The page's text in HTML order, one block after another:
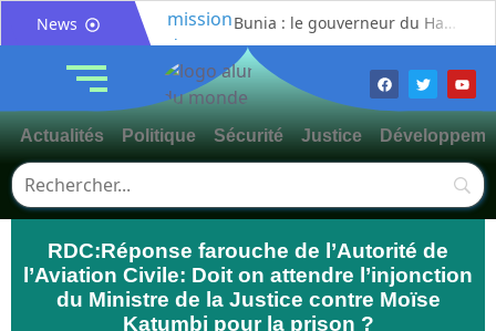
News
Bunia : le gouverneur du Haut-Uélé, Jean Bakomito Gambu, en mission de travail pour renforcer la coordination sécuritaire et sanitaire avec l’Ituri
Bunia : l’AIDAC-ASBL organise une prière d’action de grâce en l’honneur des finalistes musulmans admis à l’Examen d’État édition 2026
Ituri : un centre de traitement Ebola de plus de 100 lits ouvre ses portes pour renforcer la riposte
Djugu : l’ASADS et ALCAM sensibilisent près de 300 déplacés de Plaine Savo sur la protection des enfants et la cohésion sociale
Météo : une journée partiellement ensoleillée avec un risque d’orages ce vendredi à Bunia
Nord-Kivu : la MONUSCO évacue deux rescapés d’un crash aérien et rapatrie le corps d’une victime à Beni
Actualités Politique Sécurité Justice
RDC:Réponse farouche de l’Autorité de
l’Aviation Civile: Doit on attendre l’injonction
du Ministre de la Justice contre Moïse
Katumbi pour la prison ?